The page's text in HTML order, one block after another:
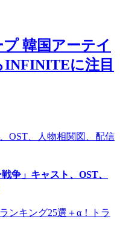
プ韓国アーテイ
に注目
争」キャスト、OST、